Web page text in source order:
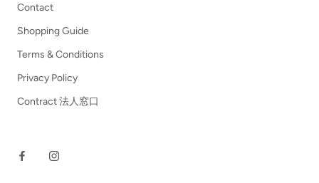
Contact
Shopping Guide
Terms & Conditions
Privacy Policy
Contract 法人窓口